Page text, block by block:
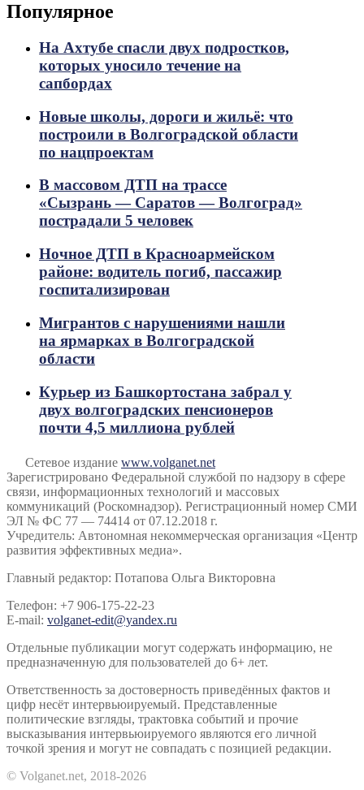
Популярное
На Ахтубе спасли двух подростков,
которых уносило течение на
сапбордах
Новые школы, дороги и жильё: что
построили в Волгоградской области
по нацпроектам
В массовом ДТП на трассе
«Сызрань — Саратов — Волгоград»
пострадали 5 человек
Ночное ДТП в Красноармейском
районе: водитель погиб, пассажир
госпитализирован
Мигрантов с нарушениями нашли
на ярмарках в Волгоградской
области
Курьер из Башкортостана забрал у
двух волгоградских пенсионеров
почти 4,5 миллиона рублей
Сетевое издание www.volganet.net
Зарегистрировано Федеральной службой по надзору в сфере
связи, информационных технологий и массовых
коммуникаций (Роскомнадзор). Регистрационный номер СМИ
ЭЛ № ФС 77 — 74414 от 07.12.2018 г.
Учредитель: Автономная некоммерческая организация «Центр
развития эффективных медиа».
Главный редактор: Потапова Ольга Викторовна
Телефон: +7 906-175-22-23
E-mail: volganet-edit@yandex.ru
Отдельные публикации могут содержать информацию, не
предназначенную для пользователей до 6+ лет.
Ответственность за достоверность приведённых фактов и
цифр несёт интервьюируемый. Представленные
политические взгляды, трактовка событий и прочие
высказывания интервьюируемого являются его личной
точкой зрения и могут не совпадать с позицией редакции.
© Volganet.net, 2018-2026